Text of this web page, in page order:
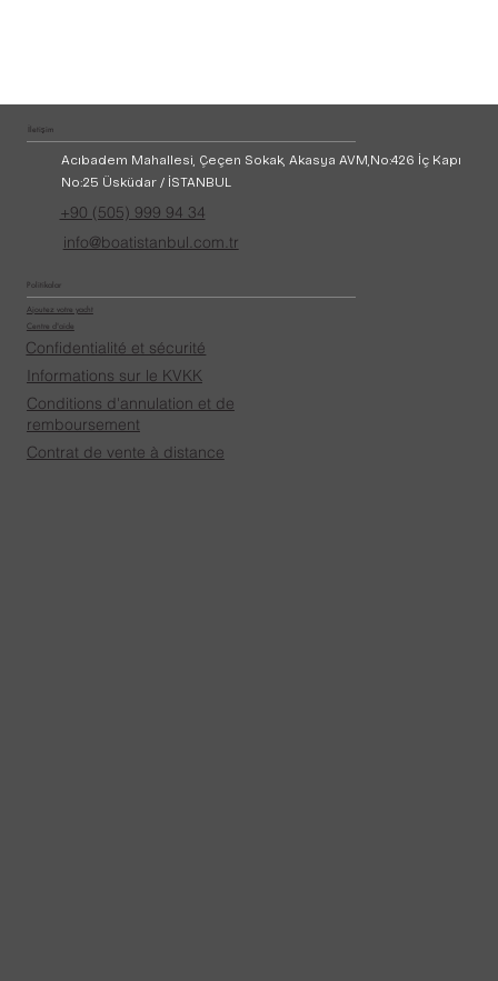
İletişim
Acıbadem Mahallesi, Çeçen Sokak, Akasya AVM,No:426 İç Kapı
No:25 Üsküdar / İSTANBUL
+90 (505) 999 94 34
info@boatistanbul.com.tr
Politikalar
Ajoutez votre yacht
Centre d'aide
Confidentialité et sécurité
Informations sur le KVKK
Conditions d'annulation et de
remboursement
Contrat de vente à distance